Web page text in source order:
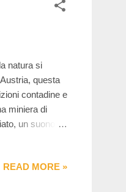
natura si
questa
contadine e
miniera di
un suono
prati verdi,
READ MORE »